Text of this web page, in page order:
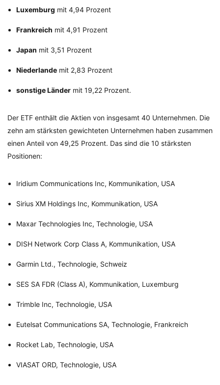
Luxemburg mit 4,94 Prozent
Frankreich mit 4,91 Prozent
Japan mit 3,51 Prozent
Niederlande mit 2,83 Prozent
sonstige Länder mit 19,22 Prozent.
Der ETF enthält die Aktien von insgesamt 40 Unternehmen. Die
zehn am stärksten gewichteten Unternehmen haben zusammen
einen Anteil von 49,25 Prozent. Das sind die 10 stärksten
Positionen:
Iridium Communications Inc, Kommunikation, USA
Sirius XM Holdings Inc, Kommunikation, USA
Maxar Technologies Inc, Technologie, USA
DISH Network Corp Class A, Kommunikation, USA
Garmin Ltd., Technologie, Schweiz
SES SA FDR (Class A), Kommunikation, Luxemburg
Trimble Inc, Technologie, USA
Eutelsat Communications SA, Technologie, Frankreich
Rocket Lab, Technologie, USA
VIASAT ORD, Technologie, USA